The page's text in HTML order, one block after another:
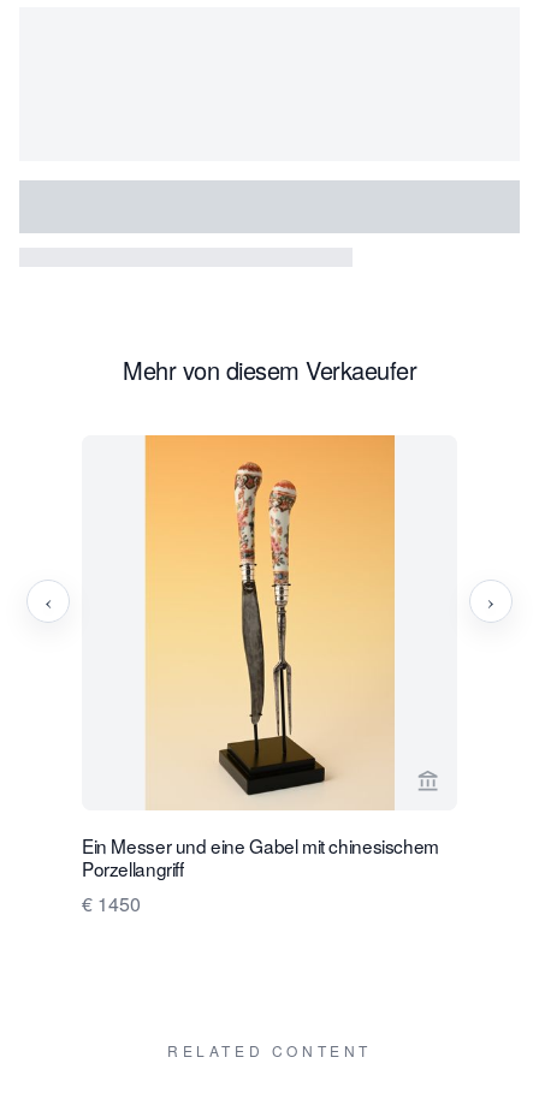
Mehr von diesem Verkaeufer
Ein Messer und eine Gabel mit chinesischem
Porzellangriff
€ 1450
‹ ›
RELATED CONTENT